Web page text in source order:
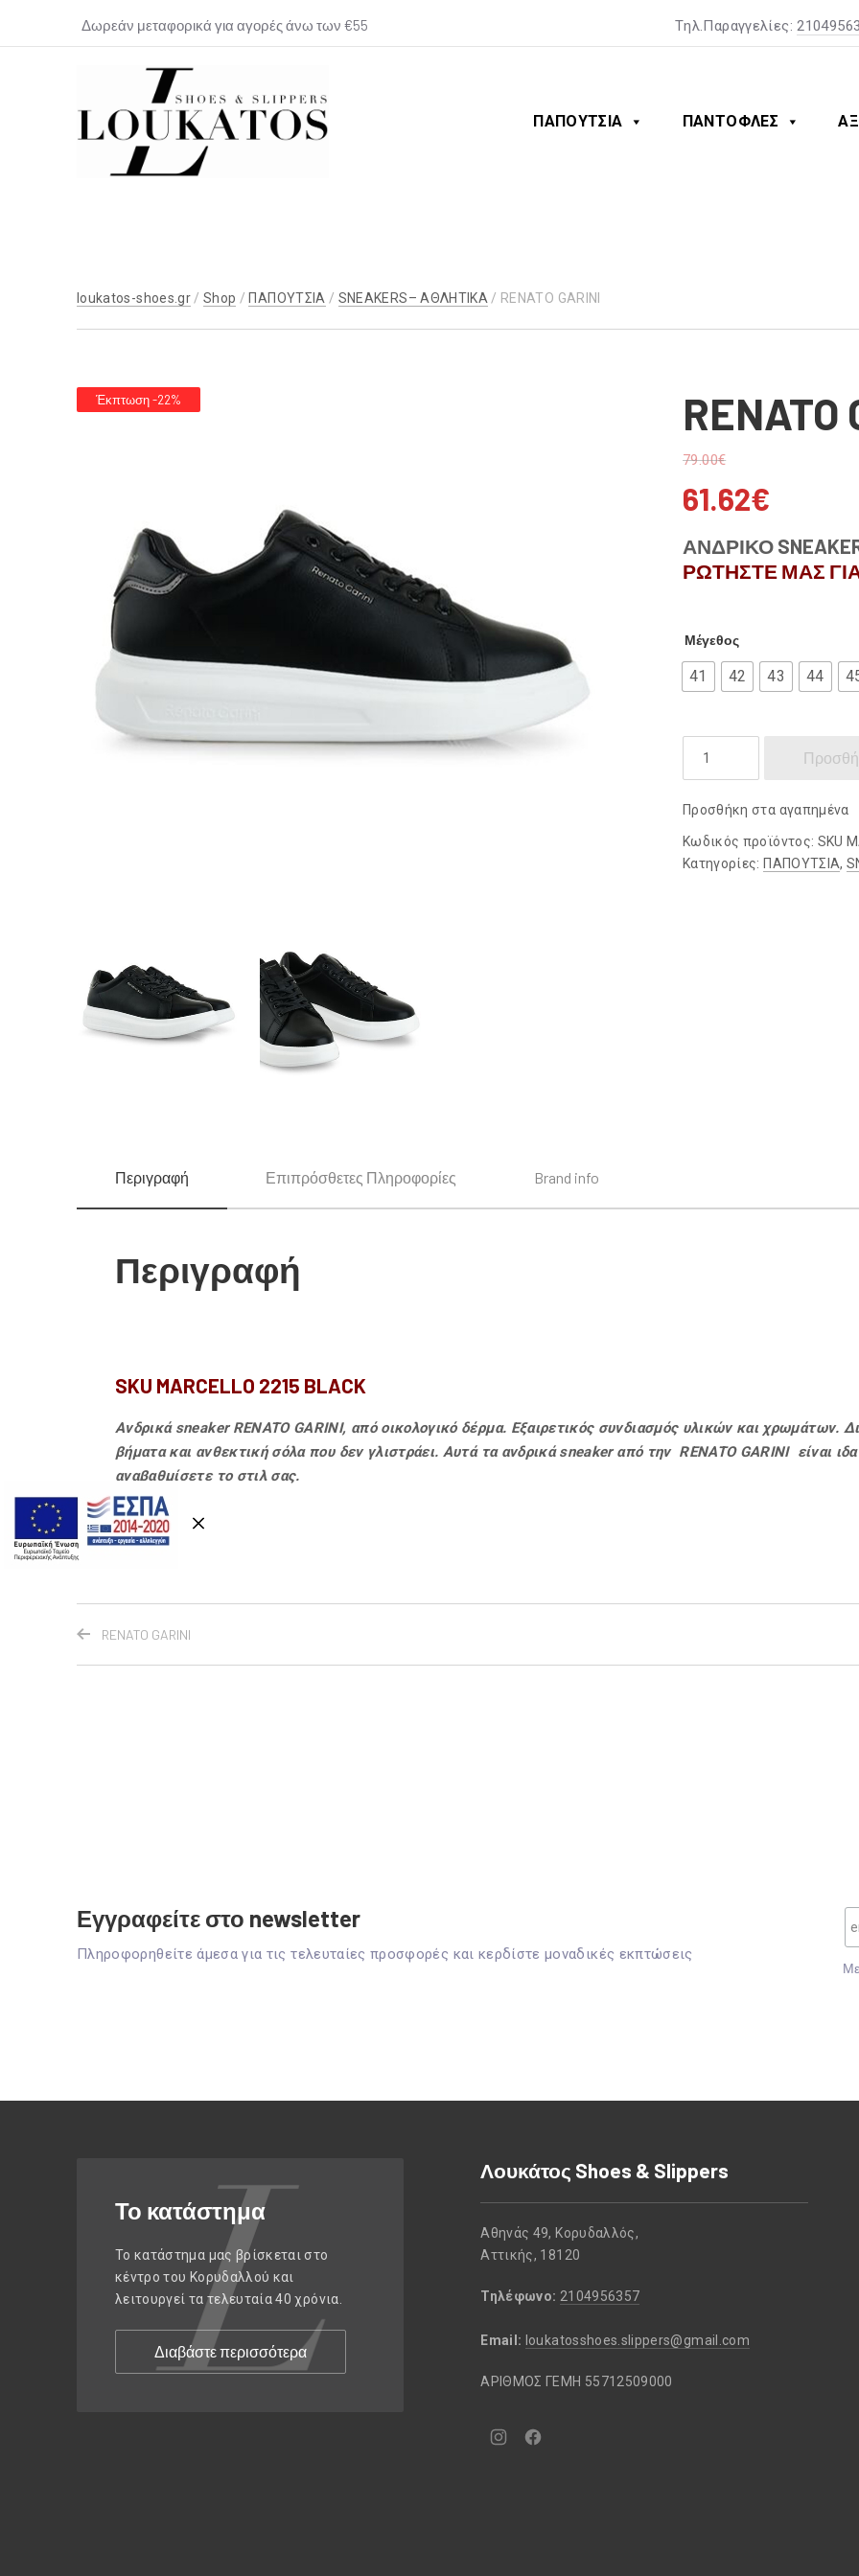
Δωρεάν μεταφορικά για αγορές άνω των €55 Tηλ.Παραγγελίες:
loukatos-
shoes.gr
ΠΑΠΟΥΤΣΙΑ ΠΑΝΤΟΦΛΕΣ
loukatos-shoes.gr/Shop / ΠΑΠΟΥΤΣΙΑ / SNEAKERS– ΑΘΛΗΤΙΚΑ / RENATO GARINI
Έκπτωση -22% RENATO
79.00€
61.62€
ΑΝΔΡΙΚΟ
ΡΩΤΗΣΤΕ ΜΑΣ
Μέγεθος
41 42 43 44
GARINI
Προσθήκη στα αγαπημένα
Κωδικός προϊόντος: SKU
Κατηγορίες: ΠΑΠΟΥΤΣΙΑ,
Περιγραφή Επιπρόσθετες Πληροφορίες Brand info
Περιγραφή
SKU MARCELLO 2215 BLACK
Ανδρικά sneaker RENATO GARINI, από οικολογικό δέρμα. Εξαιρετικός συνδιασμός υλικών και χρωμάτων.
βήματα και ανθεκτική σόλα που δεν γλιστράει. Αυτά τα ανδρικά sneaker από την RENATO GARINI είναι
αναβαθμίσετε το στιλ σας.
RENATO GARINI
Εγγραφείτε στο newsletter
Πληροφορηθείτε άμεσα για τις τελευταίες προσφορές και κερδίστε μοναδικές εκπτώσεις
Το κατάστημα
Το κατάστημα μας βρίσκεται στο
κέντρο του Κορυδαλλού και
λειτουργεί τα τελευταία 40 χρόνια.
Διαβάστε περισσότερα
Λουκάτος Shoes & Slippers
Αθηνάς 49, Κορυδαλλός,
Αττικής, 18120
Τηλέφωνο: 2104956357
Email: loukatosshoes.slippers@gmail.com
ΑΡΙΘΜΟΣ ΓΕΜΗ 55712509000
Νέο
Νέο